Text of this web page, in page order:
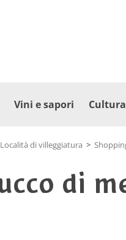
Vini e sapori Cultura
Località di villeggiatura >
di